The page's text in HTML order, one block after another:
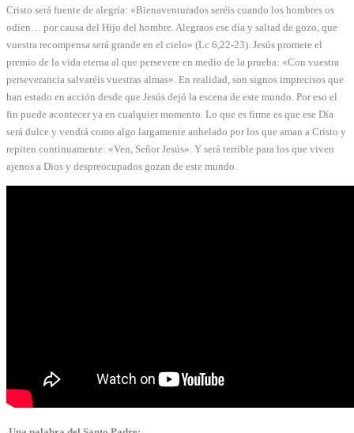
Cristo será fuente de alegría: «Bienaventurados seréis cuando los hombres os
odien… por causa del Hijo del hombre. Alegraos ese día y saltad de gozo, que
vuestra recompensa será grande en el cielo» (Lc 6,22-23). Jesús promete el
premio de la vida eterna al que persevere en medio de la prueba: «Con vuestra
perseverancia salvaréis vuestras almas». En realidad, son signos imprecisos que
han estado en acción desde que Jesús dejó la escena de este mundo. Por eso el
fin puede acontecer ya en cualquier momento. Lo que es firme es que ese Día
será dulce y vendrá como algo largamente anhelado por los que aman a Cristo y
repiten continuamente: «Ven, Señor Jesús». Y será terrible para los que viven
ajenos a Dios y despreocupados gozan de este mundo.